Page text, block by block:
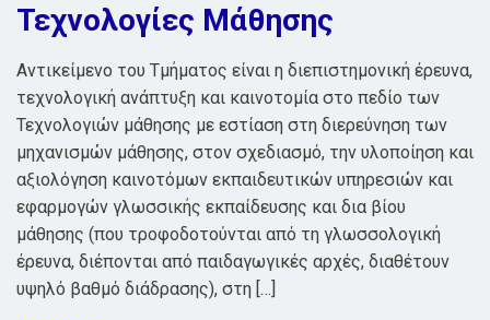
Τεχνολογίες Μάθησης
Αντικείμενο του Τμήματος είναι η διεπιστημονική έρευνα,
τεχνολογική ανάπτυξη και καινοτομία στο πεδίο των
Τεχνολογιών μάθησης με εστίαση στη διερεύνηση των
μηχανισμών μάθησης, στον σχεδιασμό, την υλοποίηση και
αξιολόγηση καινοτόμων εκπαιδευτικών υπηρεσιών και
εφαρμογών γλωσσικής εκπαίδευσης και δια βίου
μάθησης (που τροφοδοτούνται από τη γλωσσολογική
έρευνα, διέπονται από παιδαγωγικές αρχές, διαθέτουν
υψηλό βαθμό διάδρασης), στη […]